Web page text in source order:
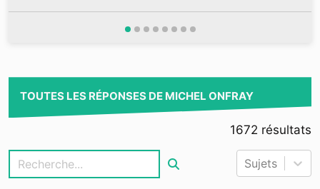
TOUTES LES RÉPONSES DE MICHEL ONFRAY
1672 résultats
Sujets